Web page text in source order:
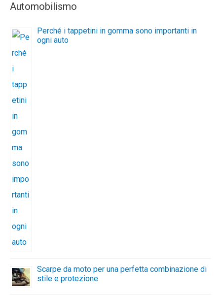
Automobilismo
Perché i tappetini in gomma sono importanti in
ogni auto
Scarpe da moto per una perfetta combinazione di
stile e protezione